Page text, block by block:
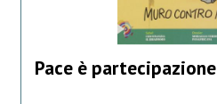
Pace è partecipazione